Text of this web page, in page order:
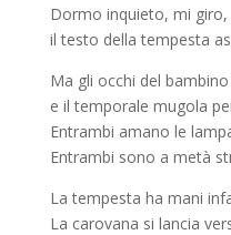
Dormo inquieto, mi giro,
il testo della tempesta
Ma gli occhi del
e il temporale mugola
Entrambi amano le
Entrambi sono a metà
La tempesta ha mani
La carovana si lancia